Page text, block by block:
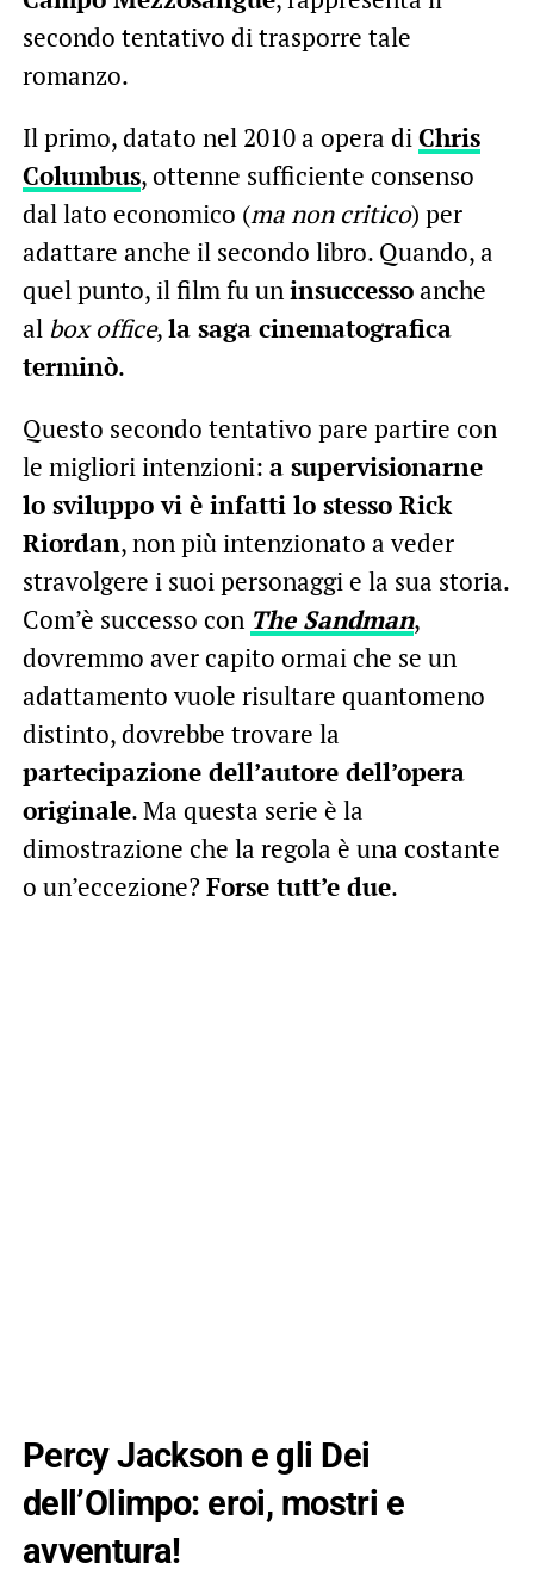
secondo tentativo di trasporre tale
romanzo.
Il primo, datato nel 2010 a opera diChris
Columbus, ottenne sufficiente consenso
dal lato economico (ma non critico) per
adattare anche il secondo libro. Quando, a
quel punto, il film fu uninsuccessoanche
albox office,la saga cinematografica
terminò.
Questo secondo tentativo pare partire con
le migliori intenzioni: a supervisionarne
lo sviluppo vi è infatti lo stesso Rick
Riordan, non più intenzionato a veder
stravolgere i suoi personaggi e la sua storia.
Com’è successo con The Sandman,
dovremmo aver capito ormai che se un
adattamento vuole risultare quantomeno
distinto, dovrebbe trovare la
partecipazione dell’autore dell’opera
originale. Ma questa serie è la
dimostrazione che la regola è una costante
o un’eccezione?Forse tutt’e due.
Percy Jackson e gli Dei
dell’Olimpo: eroi, mostri e
avventura!